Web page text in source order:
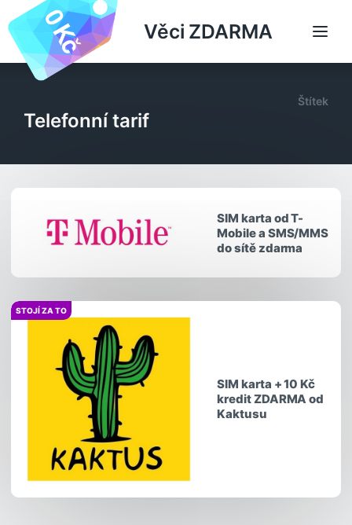
Věci ZDARMA
Štítek
Telefonní tarif
SIM karta od T-
Mobile a SMS/MMS
do sítě zdarma
STOJÍ ZA TO
SIM karta + 10 Kč
kredit ZDARMA od
Kaktusu